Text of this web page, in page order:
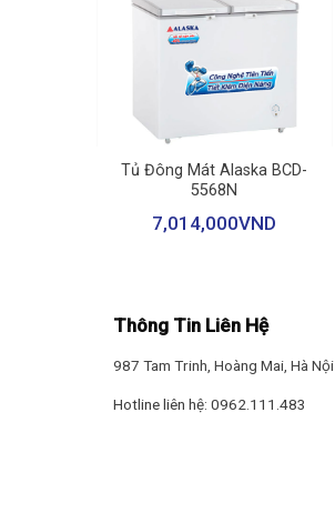
Tủ Đông Mát Alaska BCD-
5568N
7,014,000VND
Thông Tin Liên Hệ
987 Tam Trinh, Hoàng Mai, Hà Nội
Hotline liên hệ: 0962.111.483